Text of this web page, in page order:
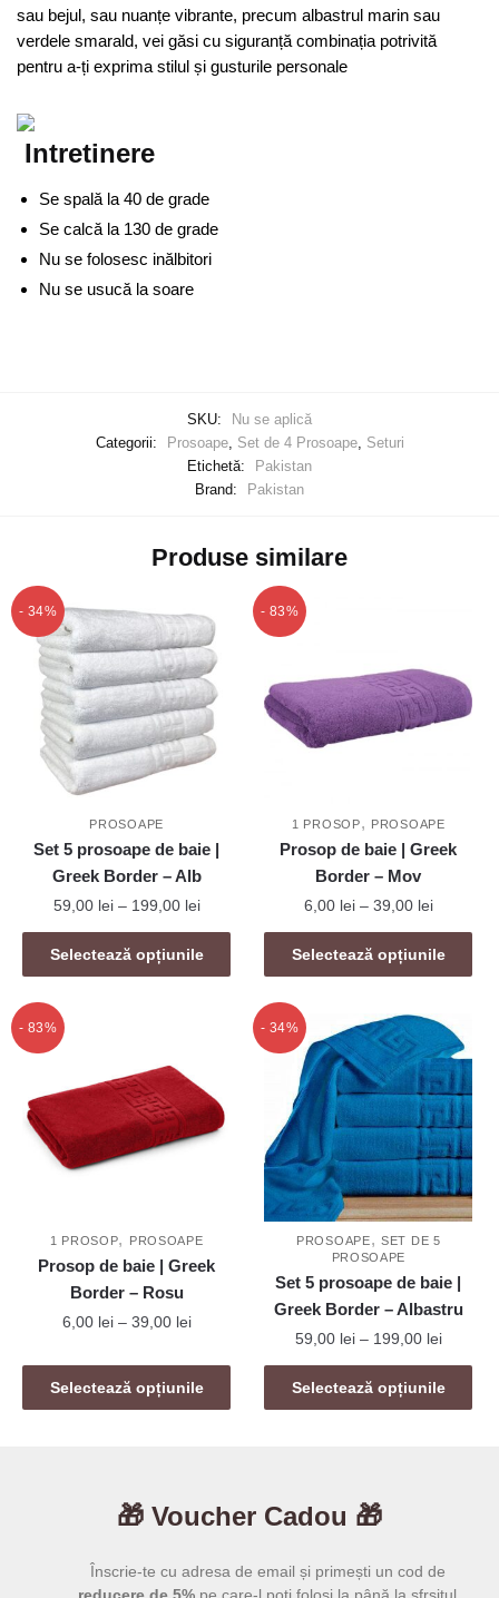
sau bejul, sau nuanțe vibrante, precum albastrul marin sau
verdele smarald, vei găsi cu siguranță combinația potrivită
pentru a-ți exprima stilul și gusturile personale
Intretinere
Se spală la 40 de grade
Se calcă la 130 de grade
Nu se folosesc inălbitori
Nu se usucă la soare
SKU:
Nu se aplică
Categorii:
Prosoape, Set de 4 Prosoape, Seturi
Etichetă:
Pakistan
Brand:
Pakistan
Produse similare
- 34%
PROSOAPE
Set 5 prosoape de baie |
Greek Border – Alb
59,00 lei – 199,00 leiInterval
de
prețuri:
59,00 lei
199,00 lei
Selectează opțiunile
Acest
produs
variații.
Opțiunile
pot
fi
pagina
produsului.
- 83%
1 PROSOP, PROSOAPE
Prosop de baie | Greek
Border – Mov
6,00 lei – 39,00 leiInterval
de
prețuri:
6,00 lei
la
39,00 lei
Selectează opțiunile
Acest
produs
mai
multe
variații.
Opțiunile
pot
fi
alese
în
pagina
produsului.
- 83%
1 PROSOP, PROSOAPE
Prosop de baie | Greek
Border – Rosu
6,00 lei – 39,00 leiInterval
prețuri:
6,00 lei
Selectează opțiunile
Acest
produs
Opțiunile
fi
- 34%
PROSOAPE,SET DE 5
PROSOAPE
Set 5 prosoape de baie |
Greek Border – Albastru
59,00 lei – 199,00 leiInterval
de
prețuri:
59,00
Selectează opțiunile
Acest
produs
variații.
pot
fi
🎁 Voucher Cadou 🎁
Înscrie-te cu adresa de email și primești un cod de